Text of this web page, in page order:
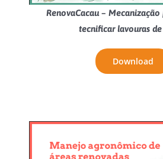
RenovaCacau –
tecnificar lavouras
Download